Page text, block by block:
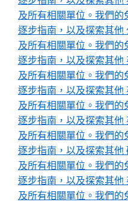
及所有相關單位。我們的
逐步指南，以及探索其他
及所有相關單位。我們的
逐步指南，以及探索其他
及所有相關單位。我們的
逐步指南，以及探索其他
及所有相關單位。我們的
逐步指南，以及探索其他
及所有相關單位。我們的
逐步指南，以及探索其他
及所有相關單位。我們的
逐步指南，以及探索其他
及所有相關單位。我們的